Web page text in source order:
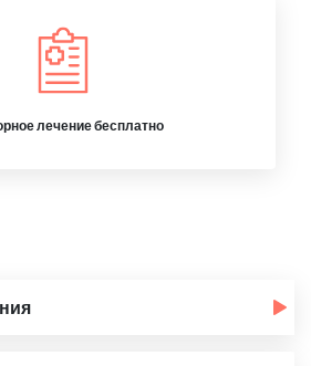
лечение бесплатно